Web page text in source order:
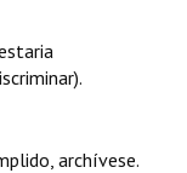
archívese.